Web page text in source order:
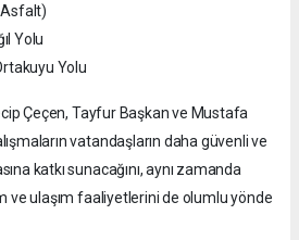
Asfalt)
Yolu
Yolu
Çeçen, Tayfur Başkan ve Mustafa
vatandaşların daha güvenli ve
katkı sunacağını, aynı zamanda
ve ulaşım faaliyetlerini de olumlu yönde